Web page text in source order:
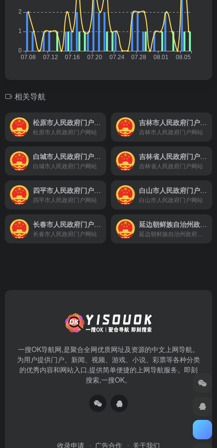
相关导航
松原市人民政府门户网站
松原市人民政府门户网站
吉林市人民政府门户网站
吉林市人民政府门户网站
白城市人民政府门户网站
白城市人民政府门户网站
吉林省人民政府门户网站
吉林省人民政府门户网站
四平市人民政府门户网站
四平市人民政府门户网站
白山市人民政府门户网站
白山市人民政府门户网站
长春市人民政府门户网站
长春市人民政府门户网站
延边朝鲜族自治州政府门户网站
一搜OK导航网,是聚合全网优质网址及资源的中文上网导航。
为用户提供门户、新闻、视频、游戏、小说、彩票等各种分类
的优秀内容和网站入口,提供简单便捷的上网导航服务。即刻
搜索,一搜OK。
收录申请 广告合作 关于我们